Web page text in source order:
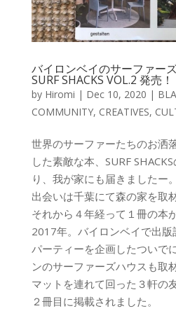
バイロンベイのサーファー
SURF SHACKS VOL.2 発売！
by Hiromi | Dec 10, 2020 |
COMMUNITY, CREATIVES,
世界のサーファーたちのお洒
した素敵な本、SURF
り、我が家にも届きましたー
出会いは千葉にて森の家を取
それから４年経って１冊の本
2017年。バイロンベイで出
パーティーを企画したついで
ンのサーファーズハウスも取
マットを連れて回った３軒の
２冊目に掲載されました。